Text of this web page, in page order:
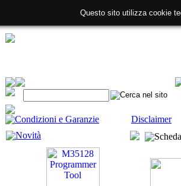
Condizioni e Garanzie Disclaimer
Novità
Questo sito utilizza cookie